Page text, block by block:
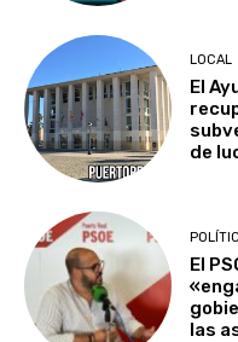
LOCAL
El
de
El
las